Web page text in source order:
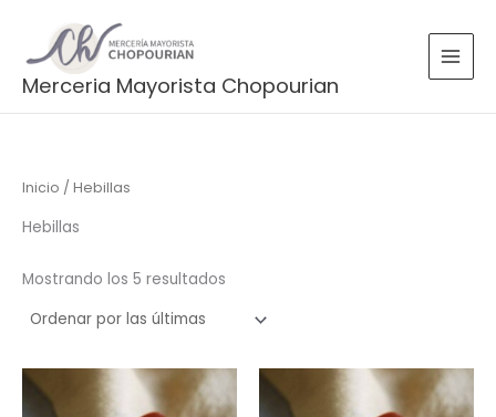
contenido
Merceria Mayorista Chopourian
Inicio / Hebillas
Hebillas
Mostrando los 5 resultados